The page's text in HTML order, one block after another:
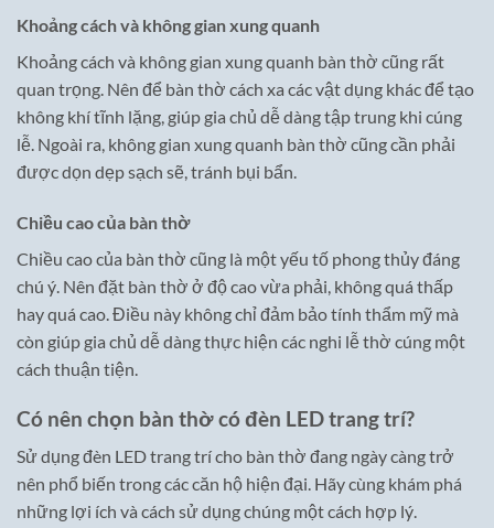
Khoảng cách và không gian xung quanh
Khoảng cách và không gian xung quanh bàn thờ cũng rất
quan trọng. Nên để bàn thờ cách xa các vật dụng khác để tạo
không khí tĩnh lặng, giúp gia chủ dễ dàng tập trung khi cúng
lễ. Ngoài ra, không gian xung quanh bàn thờ cũng cần phải
được dọn dẹp sạch sẽ, tránh bụi bẩn.
Chiều cao của bàn thờ
Chiều cao của bàn thờ cũng là một yếu tố phong thủy đáng
chú ý. Nên đặt bàn thờ ở độ cao vừa phải, không quá thấp
hay quá cao. Điều này không chỉ đảm bảo tính thẩm mỹ mà
còn giúp gia chủ dễ dàng thực hiện các nghi lễ thờ cúng một
cách thuận tiện.
Có nên chọn bàn thờ có đèn LED trang trí?
Sử dụng đèn LED trang trí cho bàn thờ đang ngày càng trở
nên phổ biến trong các căn hộ hiện đại. Hãy cùng khám phá
những lợi ích và cách sử dụng chúng một cách hợp lý.